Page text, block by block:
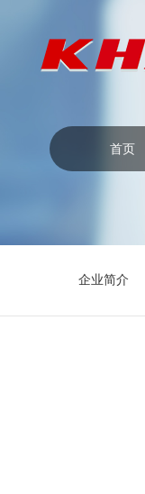
首页
企业简介